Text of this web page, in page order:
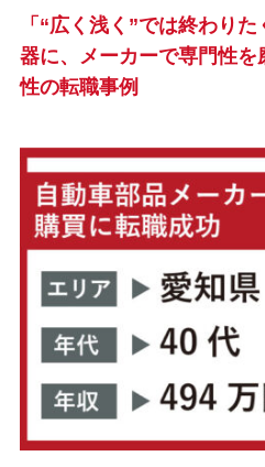
「“広く浅く”では終わり
器に、メーカーで専門性を
性の転職事例